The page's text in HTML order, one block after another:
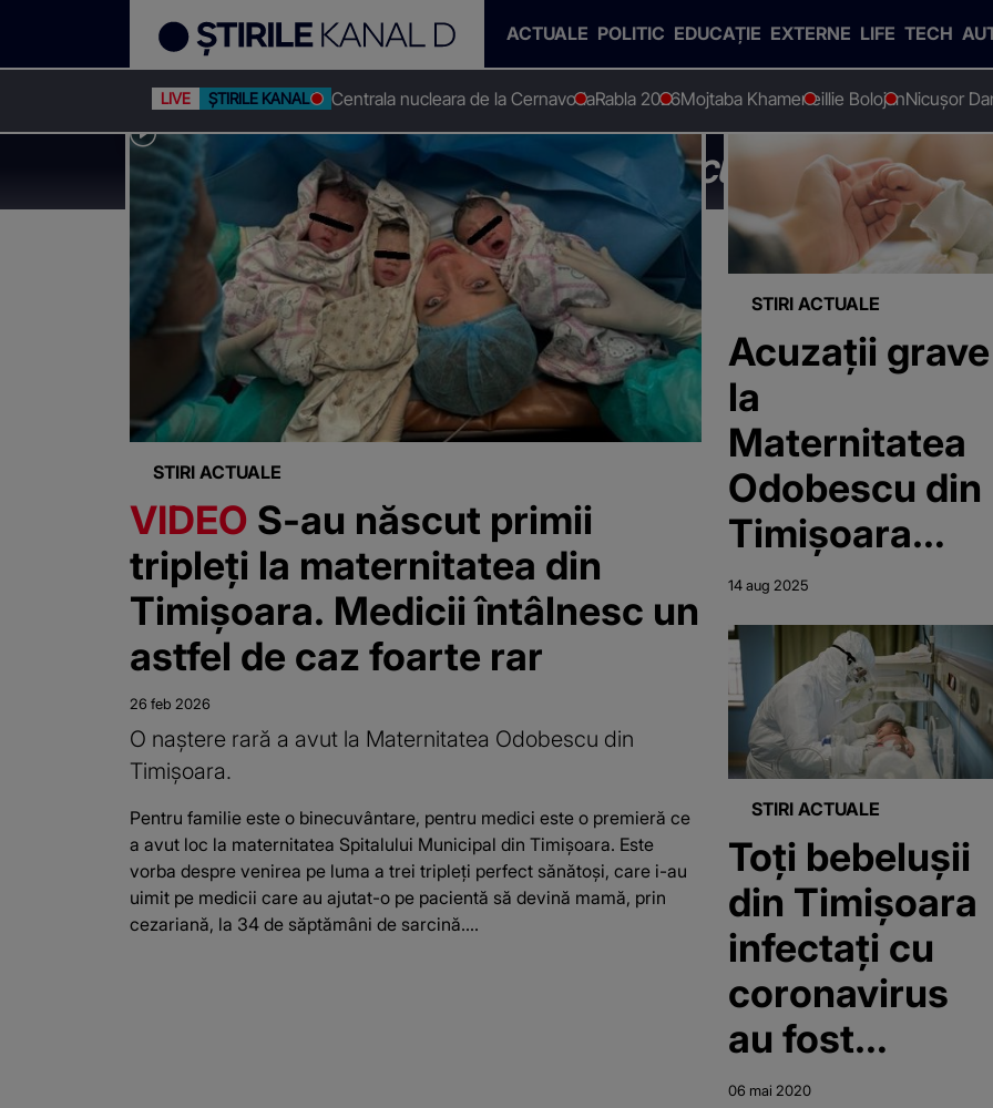
ACTUALE POLITIC EDUCAȚIE EXTERNE LIFE TECH
LIVE ȘTIRILE KANAL D Centrala nucleara de la CernavodaRabla 2026Mojtaba KhameneiIlie BolojanNicușor
Stirile Kanal D Maternitatea odobescu din timisoara
Știri despre"Maternitatea Odobescu din Timișoara"
STIRI ACTUALE
VIDEO S-au născut primii
tripleți la maternitatea din
Timișoara. Medicii întâlnesc un
astfel de caz foarte rar
26 feb 2026
O naștere rară a avut la Maternitatea Odobescu din
Timișoara.
Pentru familie este o binecuvântare, pentru medici este o premieră ce
a avut loc la maternitatea Spitalului Municipal din Timișoara. Este
vorba despre venirea pe luma a trei tripleți perfect sănătoși, care i-au
uimit pe medicii care au ajutat-o pe pacientă să devină mamă, prin
cezariană, la 34 de săptămâni de sarcină....
STIRI ACTUALE
Acuzații grave
la
Maternitatea
Odobescu din
Timișoara
după moartea
unei
adolescente
de 17 ani la
câteva ore de
la naștere.
Reacția
spitalului:
„Medicii de
gardă au fost
prezenți
permanent”
14 aug 2025
STIRI ACTUALE
Toţi bebeluşii
din Timişoara
infectaţi cu
coronavirus
au fost
externaţi
06 mai 2020